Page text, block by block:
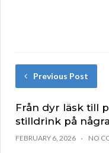
Previous Post
Från dyr läsk till
stilldrink på
FEBRUARY 6, 2026 NO